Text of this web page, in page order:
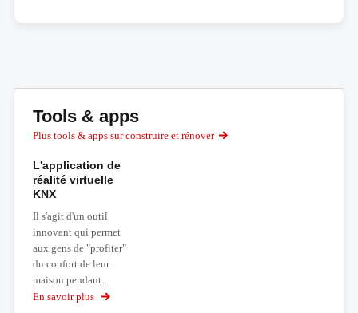
Tools & apps
Plus tools & apps sur construire et rénover
L'application de
réalité virtuelle
KNX
Il s'agit d'un outil
innovant qui permet
aux gens de "profiter"
du confort de leur
maison pendant...
En savoir plus
sur